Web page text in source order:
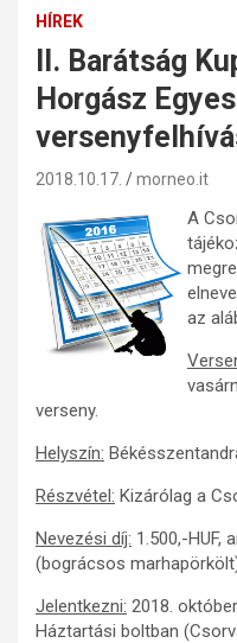
HÍREK
II. Barátság
Horgász
2018.10.17. morneo.it
A
az
verseny.
Helyszín:
Részvétel: Kizárólag a
Nevezési díj: 1.500,-HUF,
(bográcsos
Jelentkezni: 2018.
Háztartási boltban